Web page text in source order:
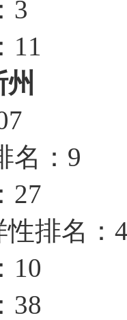
3
11
名：9
27
排名：
10
38